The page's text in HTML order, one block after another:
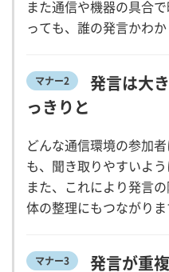
また通信や機器の具合
っても、誰の発言かわか
マナー2
発言は大
っきりと
どんな通信環境の参加
も、聞き取りやすいよう
また、これにより発言
体の整理にもつながりま
マナー3 発言が重